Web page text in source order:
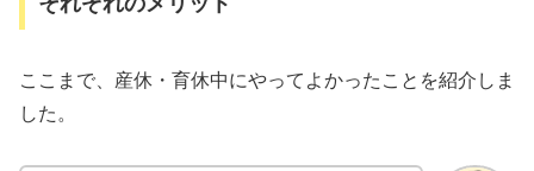
ここまで、産休・育休中にやってよかったことを紹介しま
した。